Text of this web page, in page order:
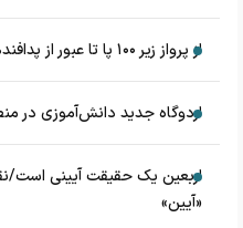
از پرواز زیر ۱۰۰ پا تا عبور از پدافند‌های گسترده دشمن
اردوگاه جدید دانش‌آموزی در
اربعین یک حقیقت آیینی است/
«آیین»